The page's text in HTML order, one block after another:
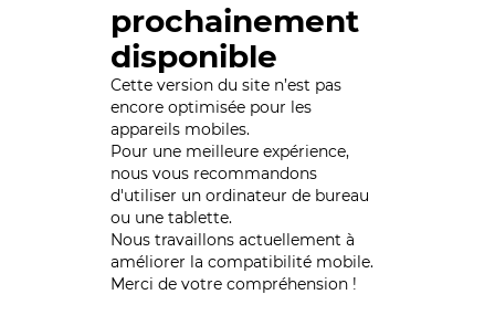
prochainement
disponible
Cette version du site n’est pas
encore optimisée pour les
appareils mobiles.
Pour une meilleure expérience,
nous vous recommandons
d'utiliser un ordinateur de bureau
ou une tablette.
Nous travaillons actuellement à
améliorer la compatibilité mobile.
Merci de votre compréhension !